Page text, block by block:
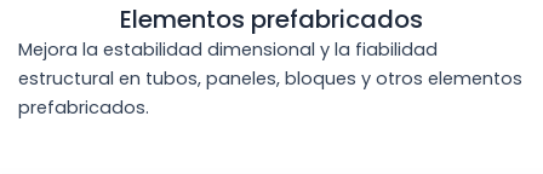
Elementos prefabricados
Mejora la estabilidad dimensional y la fiabilidad
estructural en tubos, paneles, bloques y otros elementos
prefabricados.